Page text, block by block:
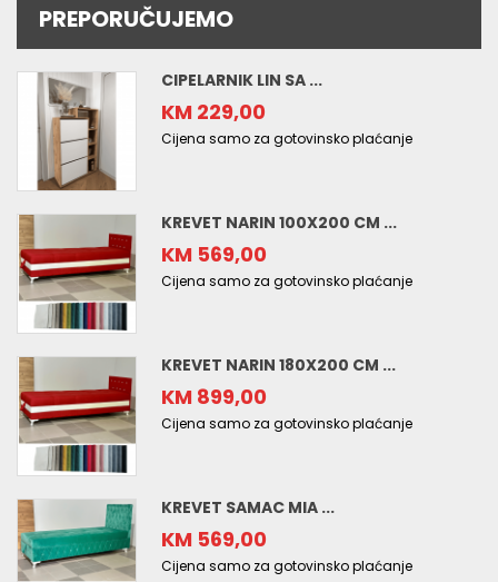
PREPORUČUJEMO
CIPELARNIK LIN SA ...
KM 229,00
Cijena samo za gotovinsko plaćanje
KREVET NARIN 100X200 CM ...
KM 569,00
Cijena samo za gotovinsko plaćanje
KREVET NARIN 180X200 CM ...
KM 899,00
Cijena samo za gotovinsko plaćanje
KREVET SAMAC MIA ...
KM 569,00
Cijena samo za gotovinsko plaćanje